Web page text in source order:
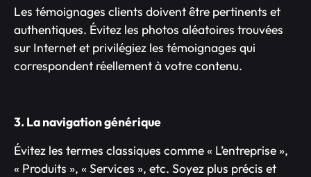
Les témoignages clients doivent être pertinents et
authentiques. Évitez les photos aléatoires trouvées
sur Internet et privilégiez les témoignages qui
correspondent réellement à votre contenu.
3. La navigation générique
Évitez les termes classiques comme « L’entreprise »,
« Produits », « Services », etc. Soyez plus précis et